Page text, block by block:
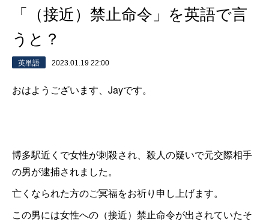
「（接近）禁止命令」を英語で言
うと？
英単語 2023.01.19 22:00
おはようございます、Jayです。
博多駅近くで女性が刺殺され、殺人の疑いで元交際相手
の男が逮捕されました。
亡くなられた方のご冥福をお祈り申し上げます。
この男には女性への（接近）禁止命令が出されていたそ